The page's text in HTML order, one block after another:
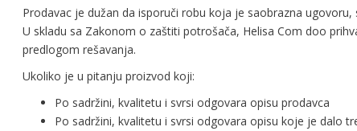
Prodavac je dužan da isporuči robu koja je saobrazna ugovoru,
U skladu sa Zakonom o zaštiti potrošača, Helisa Com doo
predlogom rešavanja.
Ukoliko je u pitanju proizvod koji:
Po sadržini, kvalitetu i svrsi odgovara opisu prodavca
Po sadržini, kvalitetu i svrsi odgovara opisu koje je dalo